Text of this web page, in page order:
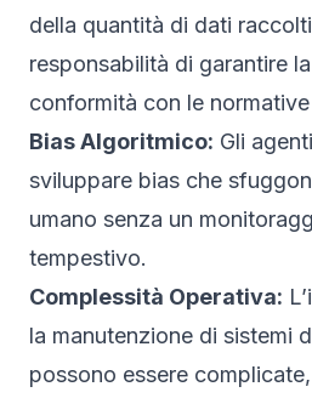
della quantità di dati
responsabilità di garantire
conformità con le
Bias Algoritmico: Gli
sviluppare bias che
umano senza un
tempestivo.
Complessità Operativa:
la manutenzione di sistemi
possono essere